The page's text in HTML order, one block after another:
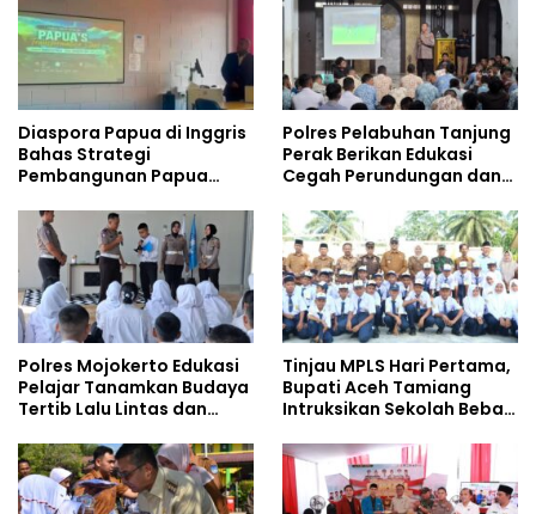
Diaspora Papua di Inggris
Bahas Strategi
Pembangunan Papua
Doktoral Internasional
Polres Pelabuhan Tanjung
Perak Berikan Edukasi
Cegah Perundungan dan
kepada Pelajar MPLS
Polres Mojokerto Edukasi
Pelajar Tanamkan Budaya
Tertib Lalu Lintas dan
Tinjau MPLS Hari Pertama,
Bupati Aceh Tamiang
Intruksikan Sekolah Bebas